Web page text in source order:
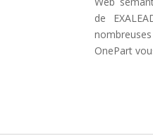
de
OnePart